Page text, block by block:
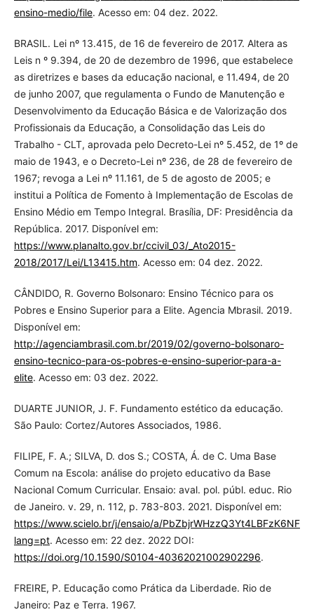
ensino-medio/file. Acesso em: 04 dez. 2022.
BRASIL. Lei nº 13.415, de 16 de fevereiro de 2017. Altera as
Leis n º 9.394, de 20 de dezembro de 1996, que estabelece
as diretrizes e bases da educação nacional, e 11.494, de 20
de junho 2007, que regulamenta o Fundo de Manutenção e
Desenvolvimento da Educação Básica e de Valorização dos
Profissionais da Educação, a Consolidação das Leis do
Trabalho - CLT, aprovada pelo Decreto-Lei nº 5.452, de 1º de
maio de 1943, e o Decreto-Lei nº 236, de 28 de fevereiro de
1967; revoga a Lei nº 11.161, de 5 de agosto de 2005; e
institui a Política de Fomento à Implementação de Escolas de
Ensino Médio em Tempo Integral. Brasília, DF: Presidência da
República. 2017. Disponível em:
https://www.planalto.gov.br/ccivil_03/_Ato2015-
2018/2017/Lei/L13415.htm. Acesso em: 04 dez. 2022.
CÂNDIDO, R. Governo Bolsonaro: Ensino Técnico para os
Pobres e Ensino Superior para a Elite. Agencia Mbrasil. 2019.
Disponível em:
http://agenciambrasil.com.br/2019/02/governo-bolsonaro-
ensino-tecnico-para-os-pobres-e-ensino-superior-para-a-
elite. Acesso em: 03 dez. 2022.
DUARTE JUNIOR, J. F. Fundamento estético da educação.
São Paulo: Cortez/Autores Associados, 1986.
FILIPE, F. A.; SILVA, D. dos S.; COSTA, Á. de C. Uma Base
Comum na Escola: análise do projeto educativo da Base
Nacional Comum Curricular. Ensaio: aval. pol. públ. educ. Rio
de Janeiro. v. 29, n. 112, p. 783-803. 2021. Disponível em:
https://www.scielo.br/j/ensaio/a/PbZbjrWHzzQ3Yt4LBFzK6NF/?
lang=pt. Acesso em: 22 dez. 2022 DOI:
https://doi.org/10.1590/S0104-40362021002902296.
FREIRE, P. Educação como Prática da Liberdade. Rio de
Janeiro: Paz e Terra. 1967.